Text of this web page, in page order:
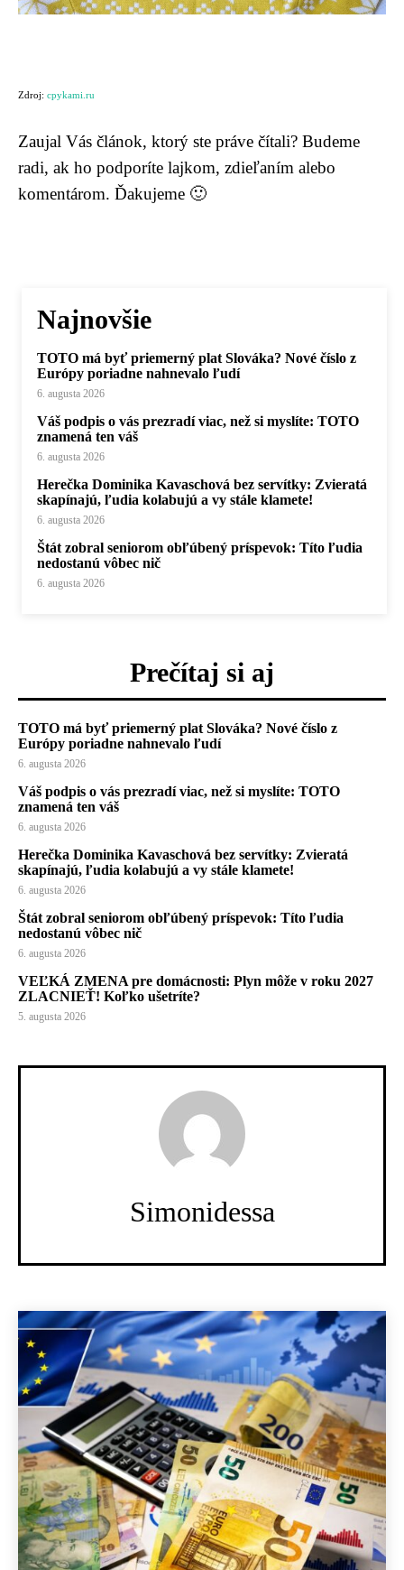
Zdroj: cpykami.ru
Zaujal Vás článok, ktorý ste práve čítali? Budeme
radi, ak ho podporíte lajkom, zdieľaním alebo
komentárom. Ďakujeme 🙂
Najnovšie
TOTO má byť priemerný plat Slováka? Nové číslo z
Európy poriadne nahnevalo ľudí
6. augusta 2026
Váš podpis o vás prezradí viac, než si myslíte: TOTO
znamená ten váš
6. augusta 2026
Herečka Dominika Kavaschová bez servítky: Zvieratá
skapínajú, ľudia kolabujú a vy stále klamete!
6. augusta 2026
Štát zobral seniorom obľúbený príspevok: Títo ľudia
nedostanú vôbec nič
6. augusta 2026
Prečítaj si aj
TOTO má byť priemerný plat Slováka? Nové číslo z
Európy poriadne nahnevalo ľudí
6. augusta 2026
Váš podpis o vás prezradí viac, než si myslíte: TOTO
znamená ten váš
6. augusta 2026
Herečka Dominika Kavaschová bez servítky: Zvieratá
skapínajú, ľudia kolabujú a vy stále klamete!
6. augusta 2026
Štát zobral seniorom obľúbený príspevok: Títo ľudia
nedostanú vôbec nič
6. augusta 2026
VEĽKÁ ZMENA pre domácnosti: Plyn môže v roku 2027
ZLACNIEŤ! Koľko ušetríte?
5. augusta 2026
Simonidessa